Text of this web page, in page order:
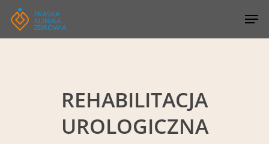
main
REHABILITACJA
UROLOGICZNA